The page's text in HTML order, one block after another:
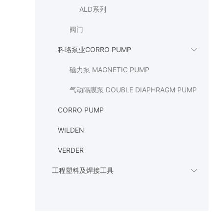
ALD系列
阀门
科珞泵业CORRO PUMP 
磁力泵 MAGNETIC PUMP
气动隔膜泵 DOUBLE DIAPHRAGM PUMP
CORRO PUMP
WILDEN
VERDER
工程塑料及焊接工具 